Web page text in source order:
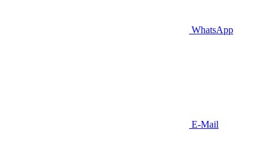
WhatsApp
E-Mail